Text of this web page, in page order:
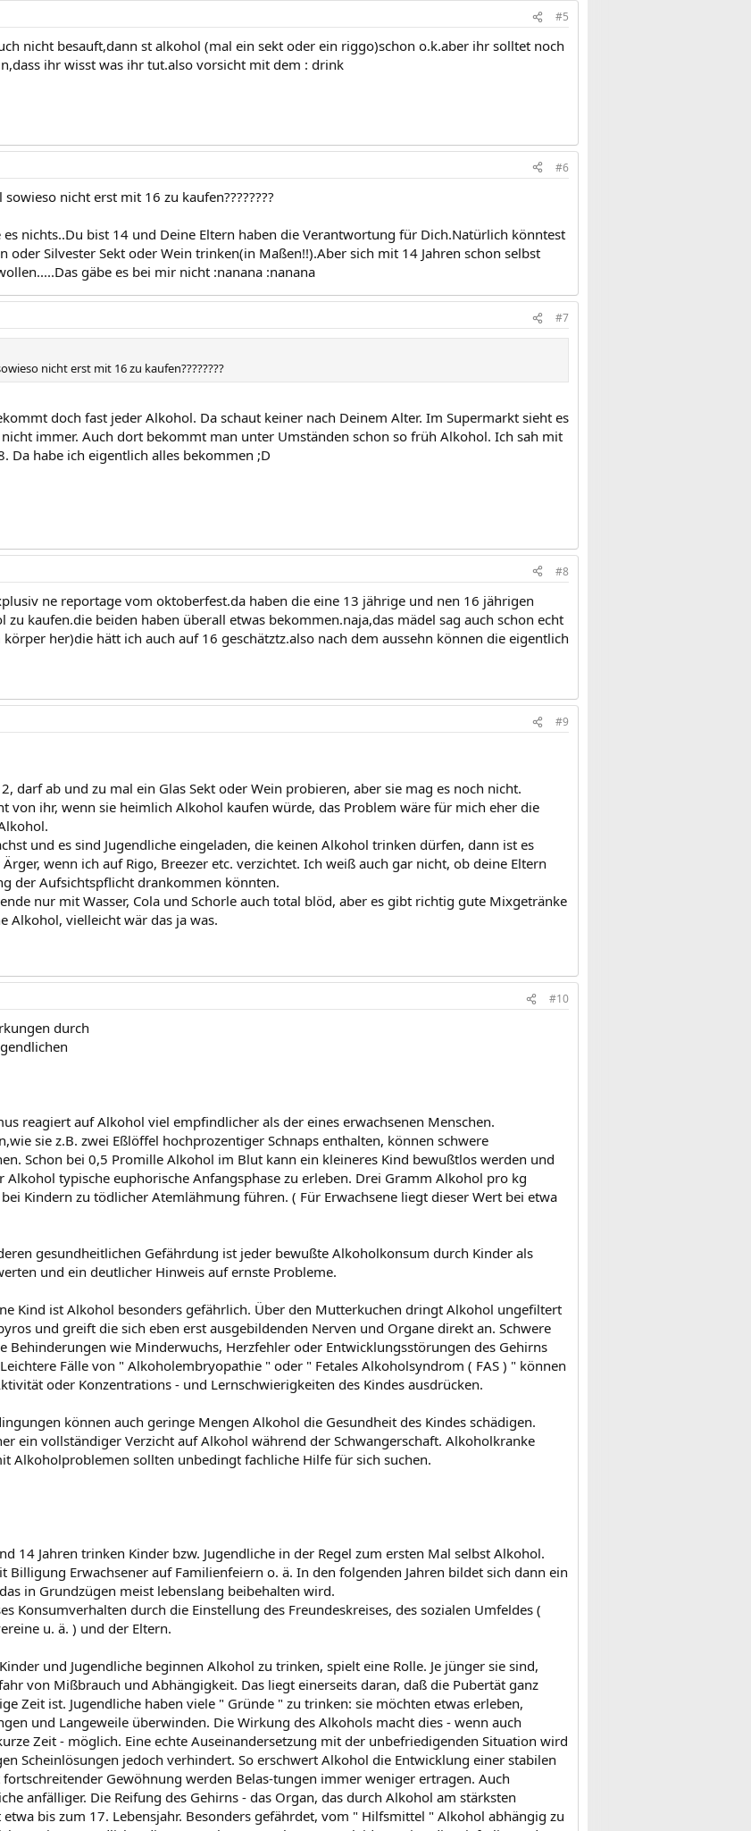
#5
nicht besauft,dann st alkohol (mal ein sekt oder ein riggo)schon o.k.aber ihr solltet noch
ihr wisst was ihr tut.also vorsicht mit dem : drink
#6
nicht erst mit 16 zu kaufen????????
nichts..Du bist 14 und Deine Eltern haben die Verantwortung für Dich.Natürlich könntest
oder Silvester Sekt oder Wein trinken(in Maßen!!).Aber sich mit 14 Jahren schon selbst
gäbe es bei mir nicht :nanana :nanana
#7
nicht erst mit 16 zu kaufen????????
doch fast jeder Alkohol. Da schaut keiner nach Deinem Alter. Im Supermarkt sieht es
immer. Auch dort bekommt man unter Umständen schon so früh Alkohol. Ich sah mit
Da habe ich eigentlich alles bekommen ;D
#8
ne reportage vom oktoberfest.da haben die eine 13 jährige und nen 16 jährigen
zu kaufen.die beiden haben überall etwas bekommen.naja,das mädel sag auch schon echt
her)die hätt ich auch auf 16 geschätztz.also nach dem aussehn können die eigentlich
#9
darf ab und zu mal ein Glas Sekt oder Wein probieren, aber sie mag es noch nicht.
von ihr, wenn sie heimlich Alkohol kaufen würde, das Problem wäre für mich eher die
und es sind Jugendliche eingeladen, die keinen Alkohol trinken dürfen, dann ist es
wenn ich auf Rigo, Breezer etc. verzichtet. Ich weiß auch gar nicht, ob deine Eltern
der Aufsichtspflicht drankommen könnten.
nur mit Wasser, Cola und Schorle auch total blöd, aber es gibt richtig gute Mixgetränke
Alkohol, vielleicht wär das ja was.
#10
durch
reagiert auf Alkohol viel empfindlicher als der eines erwachsenen Menschen.
sie z.B. zwei Eßlöffel hochprozentiger Schnaps enthalten, können schwere
Schon bei 0,5 Promille Alkohol im Blut kann ein kleineres Kind bewußtlos werden und
Alkohol typische euphorische Anfangsphase zu erleben. Drei Gramm Alkohol pro kg
Kindern zu tödlicher Atemlähmung führen. ( Für Erwachsene liegt dieser Wert bei etwa
gesundheitlichen Gefährdung ist jeder bewußte Alkoholkonsum durch Kinder als
und ein deutlicher Hinweis auf ernste Probleme.
Kind ist Alkohol besonders gefährlich. Über den Mutterkuchen dringt Alkohol ungefiltert
und greift die sich eben erst ausgebildenden Nerven und Organe direkt an. Schwere
Behinderungen wie Minderwuchs, Herzfehler oder Entwicklungsstörungen des Gehirns
Fälle von " Alkoholembryopathie " oder " Fetales Alkoholsyndrom ( FAS ) " können
oder Konzentrations - und Lernschwierigkeiten des Kindes ausdrücken.
können auch geringe Mengen Alkohol die Gesundheit des Kindes schädigen.
ein vollständiger Verzicht auf Alkohol während der Schwangerschaft. Alkoholkranke
Alkoholproblemen sollten unbedingt fachliche Hilfe für sich suchen.
14 Jahren trinken Kinder bzw. Jugendliche in der Regel zum ersten Mal selbst Alkohol.
Billigung Erwachsener auf Familienfeiern o. ä. In den folgenden Jahren bildet sich dann ein
in Grundzügen meist lebenslang beibehalten wird.
Konsumverhalten durch die Einstellung des Freundeskreises, des sozialen Umfeldes (
u. ä. ) und der Eltern.
und Jugendliche beginnen Alkohol zu trinken, spielt eine Rolle. Je jünger sie sind,
von Mißbrauch und Abhängigkeit. Das liegt einerseits daran, daß die Pubertät ganz
Zeit ist. Jugendliche haben viele " Gründe " zu trinken: sie möchten etwas erleben,
und Langeweile überwinden. Die Wirkung des Alkohols macht dies - wenn auch
Zeit - möglich. Eine echte Auseinandersetzung mit der unbefriedigenden Situation wird
Scheinlösungen jedoch verhindert. So erschwert Alkohol die Entwicklung einer stabilen
Gewöhnung werden Belas-tungen immer weniger ertragen. Auch
anfälliger. Die Reifung des Gehirns - das Organ, das durch Alkohol am stärksten
bis zum 17. Lebensjahr. Besonders gefährdet, vom " Hilfsmittel " Alkohol abhängig zu